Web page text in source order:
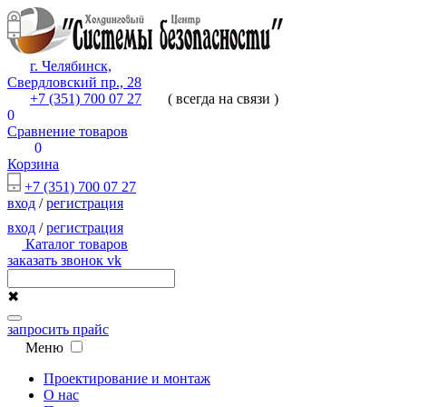
г. Челябинск,
Свердловский пр., 28
+7 (351) 700 07 27
( всегда на связи )
0
Сравнение товаров
0
Корзина
+7 (351) 700 07 27
вход /регистрация
вход /регистрация
Каталог товаров
заказать звонок vk
✖
запросить прайс
Меню
Проектирование и монтаж
О нас